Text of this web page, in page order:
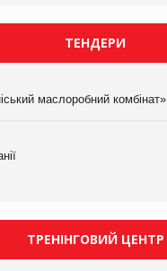
ТЕНДЕРИ
маслоробний комбінат»
ТРЕНІНГОВИЙ ЦЕНТР